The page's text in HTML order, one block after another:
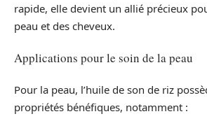
rapide, elle devient un allié précieux
peau et des cheveux.
Applications pour le soin de la peau
Pour la peau, l’huile de son de riz
propriétés bénéfiques, notamment :